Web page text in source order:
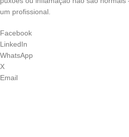
um profissional.
Facebook
LinkedIn
WhatsApp
X
Email